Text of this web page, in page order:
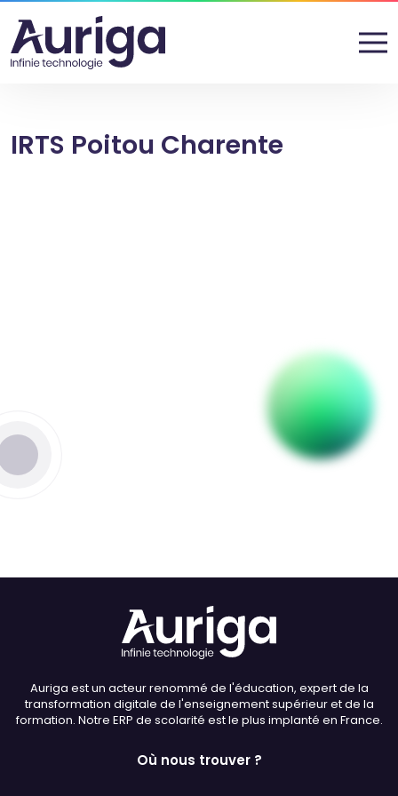
IRTS Poitou Charente
Auriga est un acteur renommé de l'éducation, expert de la
transformation digitale de l'enseignement supérieur et de la
formation. Notre ERP de scolarité est le plus implanté en France.
Où nous trouver ?
Police (dyslexie)
Défaut Adapter
Taille du texte
Défaut Augmenter